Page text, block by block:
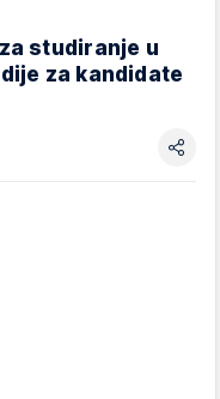
studiranje u
za kandidate